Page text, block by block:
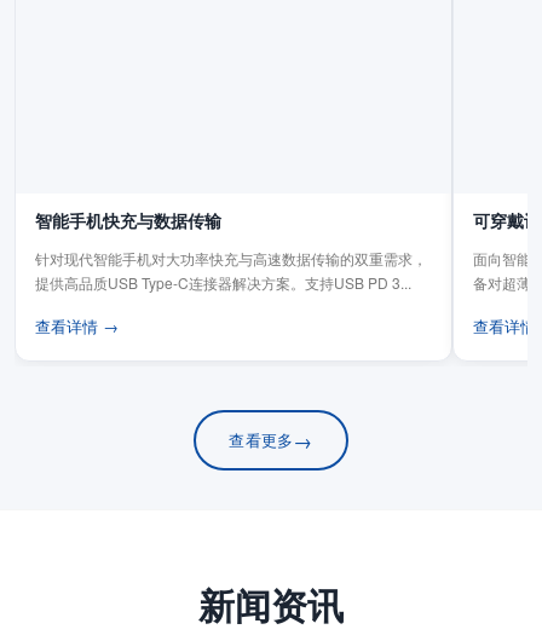
智能手机快充与数据传输
针对现代智能手机对大功率快充与高速数据传输的双重需求，
提供高品质USB Type-C连接器解决方案。支持USB PD 3...
查看详情 →
可穿戴
面向智能
备对超薄
查看详
查看更多→
新闻资讯